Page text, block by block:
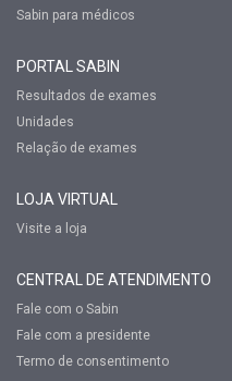
Sabin para médicos
PORTAL SABIN
Resultados de exames
Unidades
Relação de exames
LOJA VIRTUAL
Visite a loja
CENTRAL DE ATENDIMENTO
Fale com o Sabin
Fale com a presidente
Termo de consentimento